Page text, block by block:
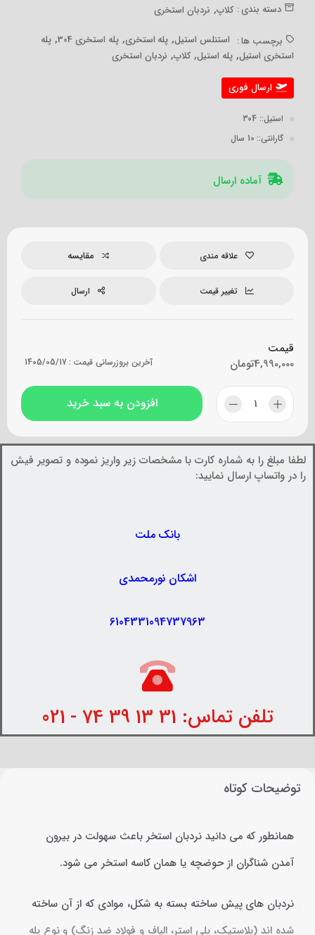
دسته بندی : کلاپ, نردبان استخری
برچسب ها : استنلس استیل, پله استخری,پله استخری 304 ,پله
استخری استیل,پله استیل, کلاپ, نردبان استخری
ارسال فوری
استیل:: 304
گارانتی:: 10 سال
آماده ارسال
علاقه مندی مقایسه
تغییر قیمت ارسال
قیمت
تومان4,990,000 آخرین بروزرسانی قیمت :1405/05/17
افزودن به سبد خرید
لطفا مبلغ را به شماره کارت با مشخصات زیر واریز نموده و تصویر فیش
را در واتساپ ارسال نمایید:
بانک ملت
اشکان نورمحمدی
6104331094737963
تلفن تماس: 31 13 39 74 - 021
توضیحات کوتاه
همانطور که می دانید نردبان استخر باعث سهولت در بیرون
آمدن شناگران از حوضچه یا همان کاسه استخر می شود.
نردبان های پیش ساخته بسته به شکل، موادی که از آن ساخته
شده اند (پلاستیک، پلی استر، الیاف و فولاد ضد زنگ) و نوع پله